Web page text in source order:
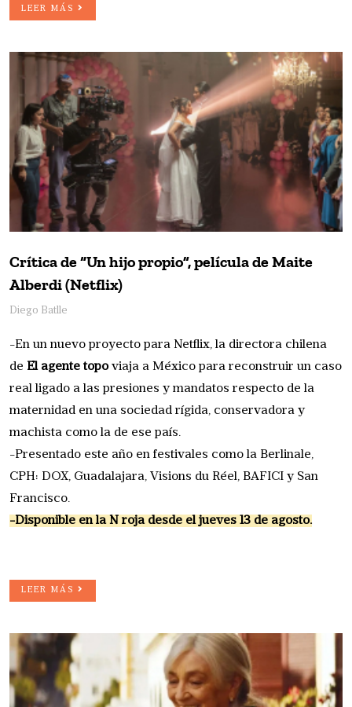
LEER MÁS
Crítica de “Un hijo propio”, película de Maite
Alberdi (Netflix)
Diego Batlle
-En un nuevo proyecto para Netflix, la directora chilena
de El agente topoviaja a México para reconstruir un caso
real ligado a las presiones y mandatos respecto de la
maternidad en una sociedad rígida, conservadora y
machista como la de ese país.
-Presentado este año en festivales como la Berlinale,
CPH: DOX, Guadalajara, Visions du Réel, BAFICI y San
Francisco.
-Disponible en la N roja desde el jueves 13 de agosto.
LEER MÁS